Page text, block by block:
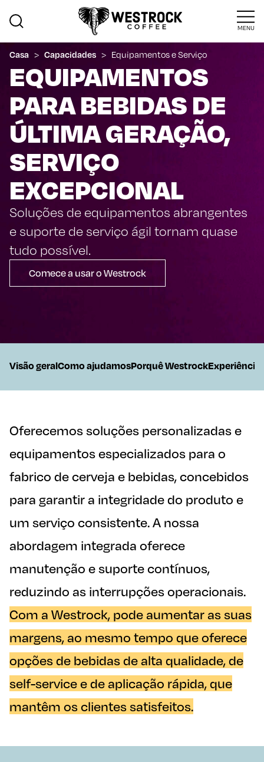
MENU
Casa > Capacidades > Equipamentos e Serviço
EQUIPAMENTOS
PARA BEBIDAS DE
ÚLTIMA GERAÇÃO,
SERVIÇO
EXCEPCIONAL
Soluções de equipamentos abrangentes
e suporte de serviço ágil tornam quase
tudo possível.
Comece a usar o Westrock
On This Page
Visão geralComo ajudamosPorquê WestrockExperiência
Oferecemos soluções personalizadas e
equipamentos especializados para o
fabrico de cerveja e bebidas, concebidos
para garantir a integridade do produto e
um serviço consistente. A nossa
abordagem integrada oferece
manutenção e suporte contínuos,
reduzindo as interrupções operacionais.
Com a Westrock, pode aumentar as suas
margens, ao mesmo tempo que oferece
opções de bebidas de alta qualidade, de
self-service e de aplicação rápida, que
mantêm os clientes satisfeitos.